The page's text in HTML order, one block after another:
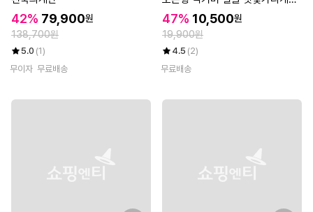
42% 79,900원
138,700원
5.0 (1)
무이자 무료배송
(총 4P)
47% 10,500원
19,900원
4.5 (2)
무료배송